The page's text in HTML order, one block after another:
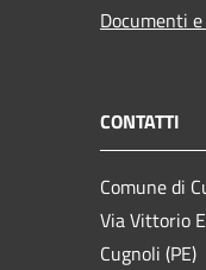
Documenti
CONTATTI
Comune di
Via Vittorio
Cugnoli (PE)